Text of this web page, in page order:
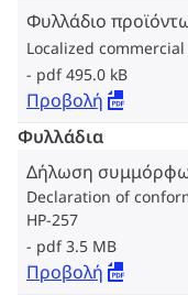
Φυλλάδιο
Localized
pdf 495.0 kB
Προβολή
Φυλλάδια
Δήλωση
Declaration of
HP-257
pdf 3.5 MB
Προβολή